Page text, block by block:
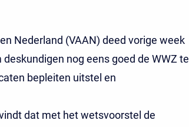
Nederland (VAAN) deed vorige week
nog eens goed de WWZ te
bepleiten uitstel en
dat met het wetsvoorstel de